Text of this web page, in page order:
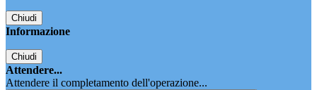
Chiudi
Informazione
Chiudi
Attendere...
Attendere il completamento dell'operazione...